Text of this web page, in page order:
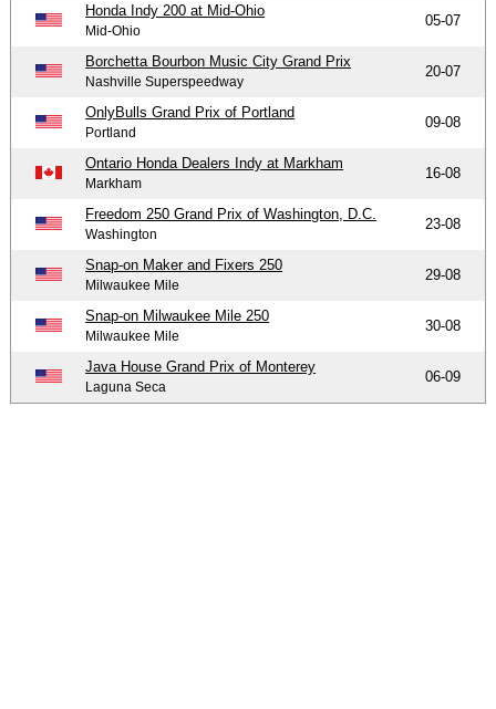
Honda Indy 200 at Mid-Ohio
Mid-Ohio
05-07
Borchetta Bourbon Music City Grand Prix
Nashville Superspeedway
20-07
OnlyBulls Grand Prix of Portland
Portland
09-08
Ontario Honda Dealers Indy at Markham
Markham
16-08
Freedom 250 Grand Prix of Washington, D.C.
Washington
23-08
Snap-on Maker and Fixers 250
Milwaukee Mile
29-08
Snap-on Milwaukee Mile 250
Milwaukee Mile
30-08
Java House Grand Prix of Monterey
Laguna Seca
06-09